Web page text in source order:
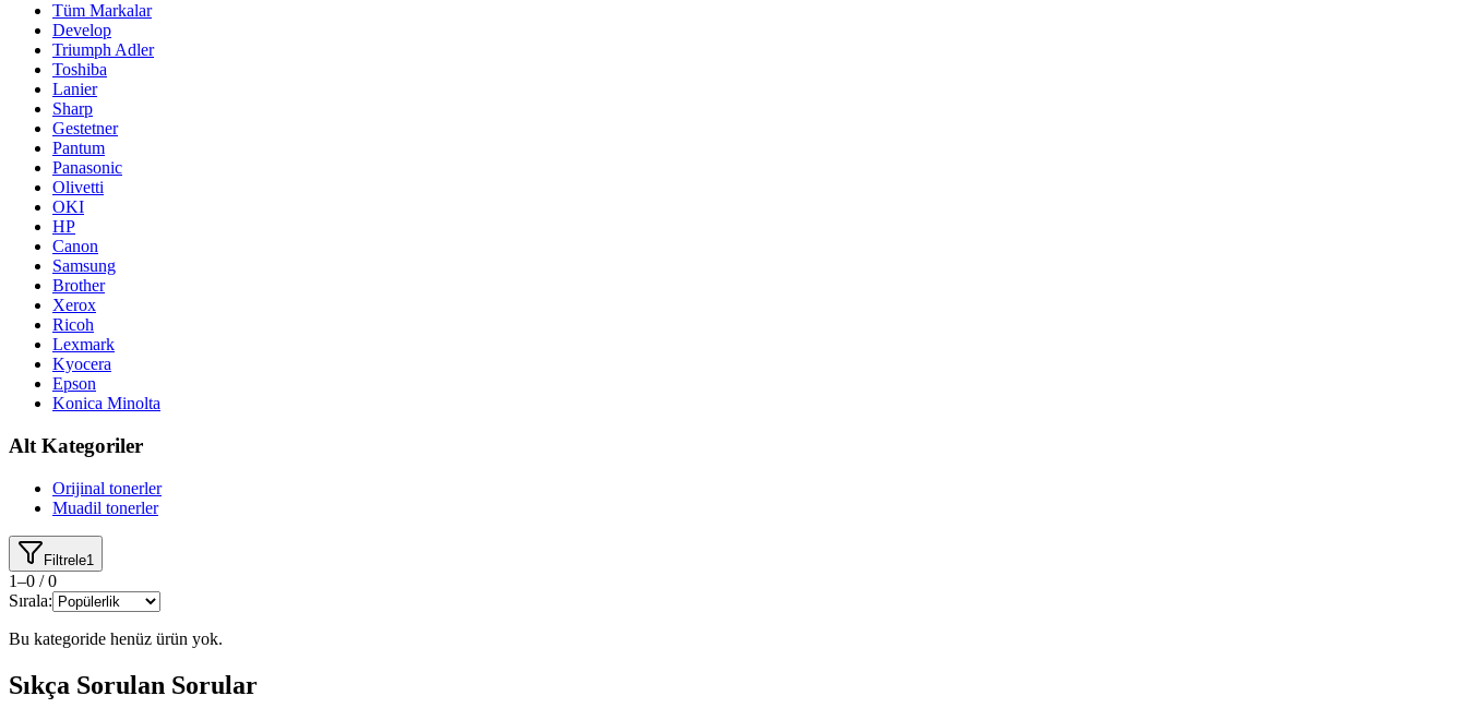
Tüm Markalar
Develop
Triumph Adler
Toshiba
Lanier
Sharp
Gestetner
Pantum
Panasonic
Olivetti
OKI
HP
Canon
Samsung
Brother
Xerox
Ricoh
Lexmark
Kyocera
Epson
Konica Minolta
Alt Kategoriler
Orijinal tonerler
Muadil tonerler
Filtrele1
1–0 / 0
Sırala:
Bu kategoride henüz ürün yok.
Sıkça Sorulan Sorular